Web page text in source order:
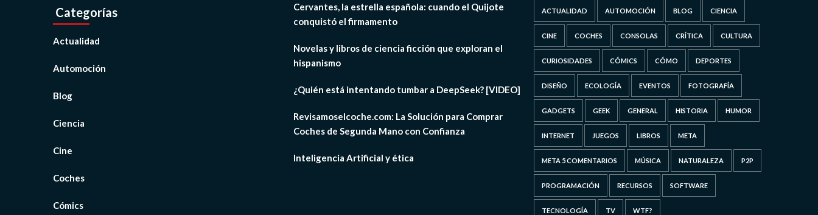
Categorías
Actualidad
Automoción
Blog
Ciencia
Cine
Coches
Cómics
Cervantes, la estrella española: cuando el Quijote
conquistó el firmamento
Novelas y libros de ciencia ficción que exploran el
hispanismo
¿Quién está intentando tumbar a DeepSeek? [VIDEO]
Revisamoselcoche.com: La Solución para Comprar
Coches de Segunda Mano con Confianza
Inteligencia Artificial y ética
ACTUALIDAD AUTOMOCIÓN BLOG CIENCIA
CINE COCHES CONSOLAS CRÍTICA CULTURA
CURIOSIDADES CÓMICS CÓMO DEPORTES
DISEÑO ECOLOGÍA EVENTOS FOTOGRAFÍA
GADGETS GEEK GENERAL HISTORIA HUMOR
INTERNET JUEGOS LIBROS META
META 5 COMENTARIOS MÚSICA NATURALEZA P2P
PROGRAMACIÓN RECURSOS SOFTWARE
TECNOLOGÍA TV WTF?